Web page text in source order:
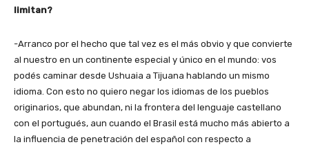
limitan?
-Arranco por el hecho que tal vez es el más obvio y que convierte
al nuestro en un continente especial y único en el mundo: vos
podés caminar desde Ushuaia a Tijuana hablando un mismo
idioma. Con esto no quiero negar los idiomas de los pueblos
originarios, que abundan, ni la frontera del lenguaje castellano
con el portugués, aun cuando el Brasil está mucho más abierto a
la influencia de penetración del español con respecto a